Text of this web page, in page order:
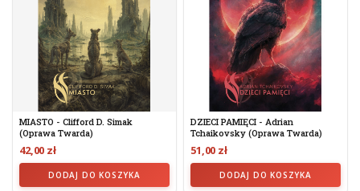
MIASTO - Clifford D. Simak
(oprawa Twarda)
42,00 zł
DODAJ DO KOSZYKA
DZIECI PAMIĘCI - Adrian
Tchaikovsky (oprawa Twarda)
51,00 zł
DODAJ DO KOSZYKA